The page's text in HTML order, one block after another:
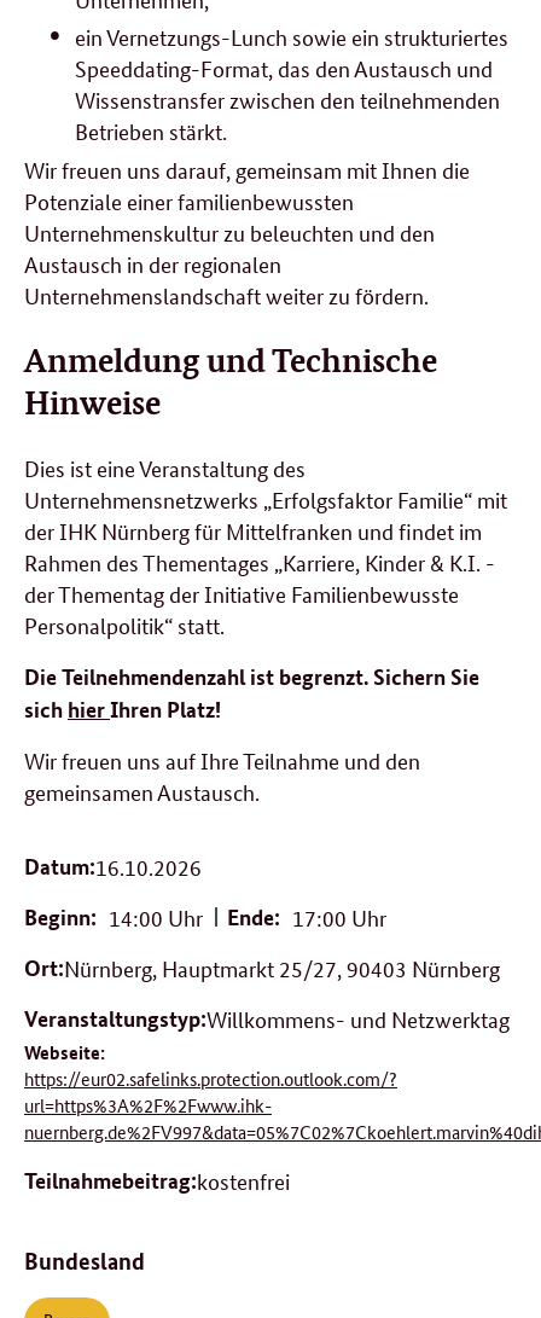
ein Vernetzungs-Lunch sowie ein strukturiertes
Speeddating-Format, das den Austausch und
Wissenstransfer zwischen den teilnehmenden
Betrieben stärkt.
Wir freuen uns darauf, gemeinsam mit Ihnen die
Potenziale einer familienbewussten
Unternehmenskultur zu beleuchten und den
Austausch in der regionalen
Unternehmenslandschaft weiter zu fördern.
Anmeldung und Technische
Hinweise
Dies ist eine Veranstaltung des
Unternehmensnetzwerks „Erfolgsfaktor Familie“ mit
der IHK Nürnberg für Mittelfranken und findet im
Rahmen des Thementages „Karriere, Kinder & K.I. -
der Thementag der Initiative Familienbewusste
Personalpolitik“ statt.
Die Teilnehmendenzahl ist begrenzt. Sichern Sie
sich hierIhren Platz!
Wir freuen uns auf Ihre Teilnahme und den
gemeinsamen Austausch.
Datum:16.10.2026
Beginn: 14:00 Uhr Ende: 17:00 Uhr
Ort:Nürnberg, Hauptmarkt 25/27, 90403 Nürnberg
Veranstaltungstyp:Willkommens- und Netzwerktag
Webseite:
https://eur02.safelinks.protection.outlook.com/?
url=https%3A%2F%2Fwww.ihk-
Teilnahmebeitrag:kostenfrei
Bundesland